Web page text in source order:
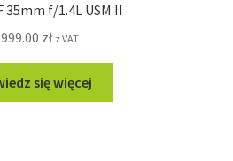
35mm f/1.4L USM II
zł z VAT
się więcej